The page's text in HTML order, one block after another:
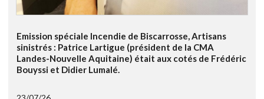
Emission spéciale Incendie de Biscarrosse, Artisans
sinistrés : Patrice Lartigue (président de la CMA
Landes-Nouvelle Aquitaine) était aux cotés de Frédéric
Bouyssi et Didier Lumalé.